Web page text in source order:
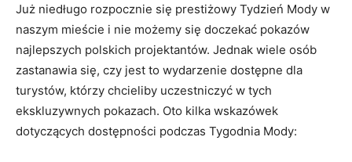
Już niedługo rozpocznie się prestiżowy Tydzień‌ Mody w
naszym mieście‌ i nie możemy ⁣się doczekać pokazów
najlepszych polskich projektantów. Jednak wiele osób
zastanawia​ się, czy jest to wydarzenie dostępne dla
turystów, którzy⁣ chcieliby uczestniczyć w tych
ekskluzywnych pokazach. Oto ‍kilka wskazówek⁣
dotyczących dostępności podczas Tygodnia Mody: